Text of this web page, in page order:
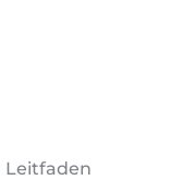
Leitfaden